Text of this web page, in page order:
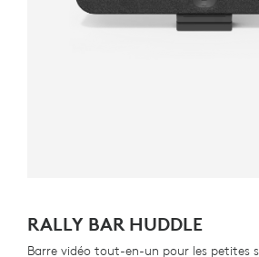
RALLY BAR HUDDLE
Barre vidéo tout-en-un pour les petites